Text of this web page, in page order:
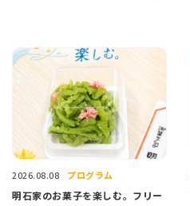
2026.08.08 プログラム
明石家のお菓子を楽しむ。フリー